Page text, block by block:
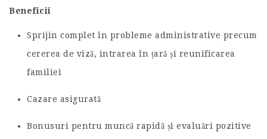
Beneficii
Sprijin complet în probleme administrative precum
cererea de viză, intrarea în țară și reunificarea
familiei
Cazare asigurată
Bonusuri pentru muncă rapidă și evaluări pozitive